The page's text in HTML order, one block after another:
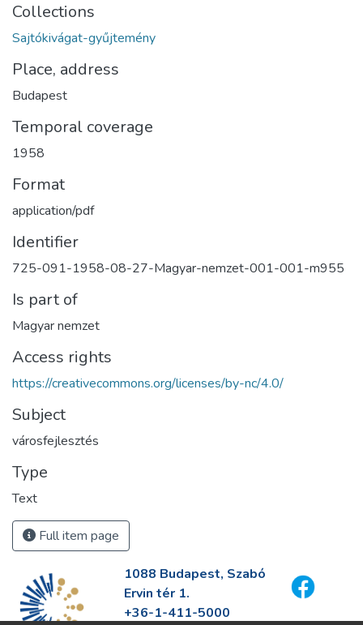
Collections
Sajtókivágat-gyűjtemény
Place, address
Budapest
Temporal coverage
1958
Format
application/pdf
Identifier
725-091-1958-08-27-Magyar-nemzet-001-001-m955
Is part of
Magyar nemzet
Access rights
https://creativecommons.org/licenses/by-nc/4.0/
Subject
városfejlesztés
Type
Text
Full item page
1088 Budapest, Szabó
Ervin tér 1.
+36-1-411-5000